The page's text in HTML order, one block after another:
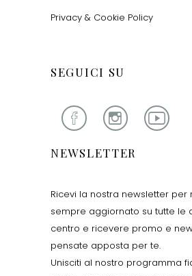
Privacy & Cookie Policy
SEGUICI SU
NEWSLETTER
Ricevi la nostra newsletter per
sempre aggiornato su tutte le
centro e ricevere promo e
pensate apposta per te.
Unisciti al nostro programma